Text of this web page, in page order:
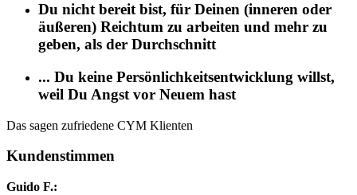
Du nicht bereit bist, für Deinen (inneren oder
äußeren) Reichtum zu arbeiten und mehr zu
geben, als der Durchschnitt
... Du keine Persönlichkeitsentwicklung willst,
weil Du Angst vor Neuem hast
Das sagen zufriedene CYM Klienten
Kundenstimmen
Guido F.: